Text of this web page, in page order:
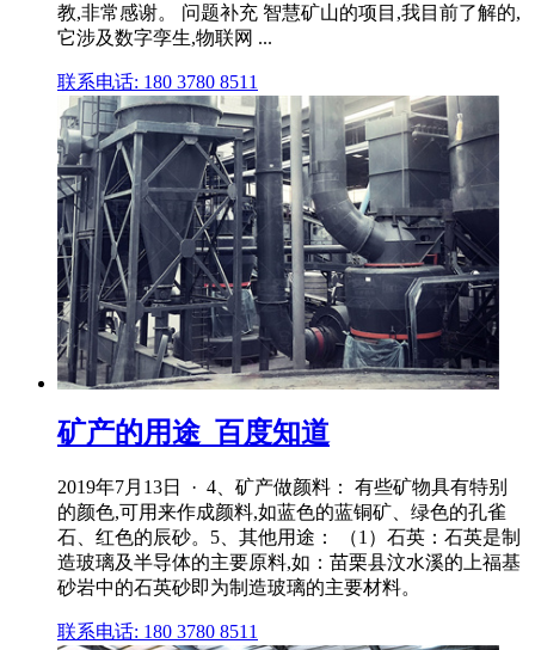
教,非常感谢。 问题补充 智慧矿山的项目,我目前了解的,
它涉及数字孪生,物联网 ...
联系电话: 180 3780 8511
矿产的用途_百度知道
2019年7月13日 · 4、矿产做颜料： 有些矿物具有特别
的颜色,可用来作成颜料,如蓝色的蓝铜矿、绿色的孔雀
石、红色的辰砂。5、其他用途： （1）石英：石英是制
造玻璃及半导体的主要原料,如：苗栗县汶水溪的上福基
砂岩中的石英砂即为制造玻璃的主要材料。
联系电话: 180 3780 8511